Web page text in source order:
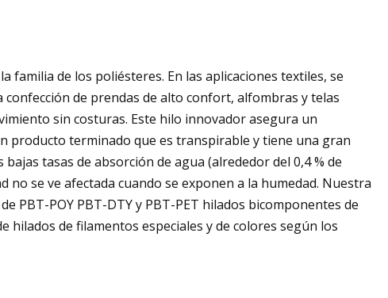
de los poliésteres. En las aplicaciones textiles, se
de prendas de alto confort, alfombras y telas
sin costuras. Este hilo innovador asegura un
producto terminado que es transpirable y tiene una gran
tasas de absorción de agua (alrededor del 0,4 % de
no se ve afectada cuando se exponen a la humedad. Nuestra
PBT-POY PBT-DTY y PBT-PET hilados bicomponentes de
de filamentos especiales y de colores según los